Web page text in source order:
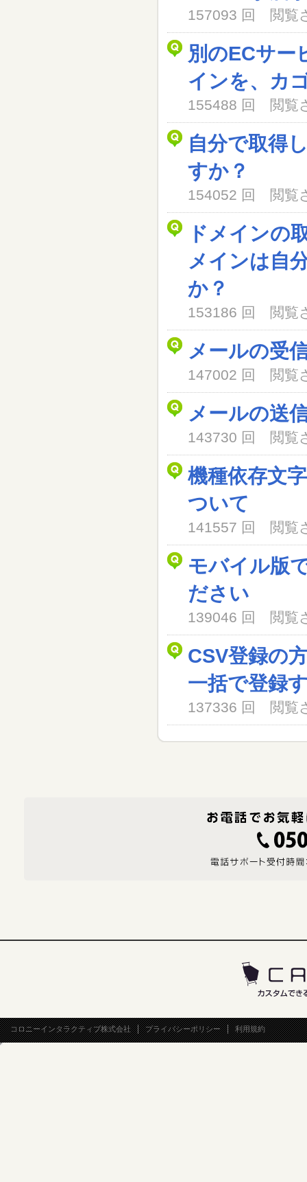
157093 回 閲覧
別のECサー
インを、カ
155488 回 閲覧
自分で取得
すか？
154052 回 閲覧
ドメインの
メインは自
か？
153186 回 閲覧
メールの受
147002 回 閲覧
メールの送
143730 回 閲覧
機種依存文
ついて
141557 回 閲覧
モバイル版
ださい
139046 回 閲覧
CSV登録の
一括で登録
137336 回 閲覧
コロニーインタラクティブ株式会社 プライバシーポリシー 利用規約